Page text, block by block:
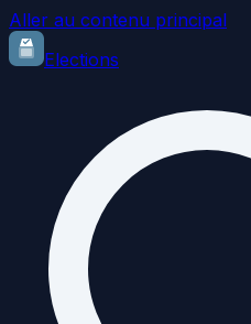
Aller au contenu principal
Elections